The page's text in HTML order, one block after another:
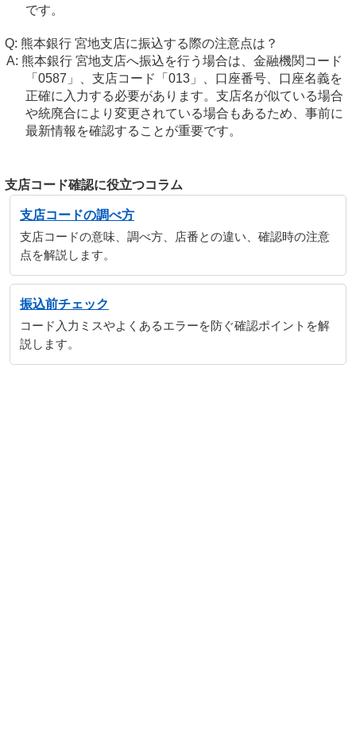
です。
熊本銀行 宮地支店に振込する際の注意点は？
熊本銀行 宮地支店へ振込を行う場合は、金融機関コード
「0587」、支店コード「013」、口座番号、口座名義を
正確に入力する必要があります。支店名が似ている場合
や統廃合により変更されている場合もあるため、事前に
最新情報を確認することが重要です。
支店コード確認に役立つコラム
支店コードの調べ方
支店コードの意味、調べ方、店番との違い、確認時の注意
点を解説します。
振込前チェック
コード入力ミスやよくあるエラーを防ぐ確認ポイントを解
説します。